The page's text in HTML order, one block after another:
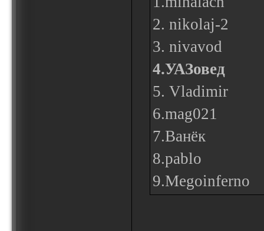
2. nikolaj-2
3. nivavod
4.УАЗовед
5. Vladimir
6.mag021
7.Ванёк
8.pablo
9.Megoinferno